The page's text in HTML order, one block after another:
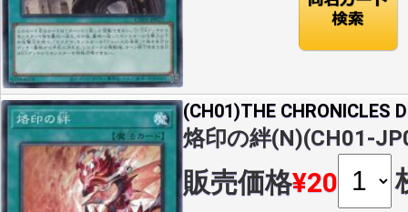
(CH01)THE CHRONICLES
烙印の絆(N)(CH01-
販売価格¥20